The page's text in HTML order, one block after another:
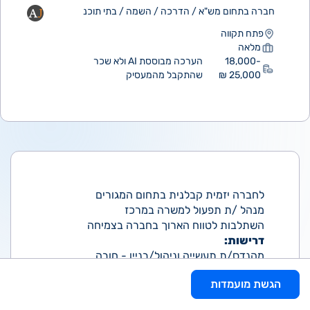
חברה בתחום מש"א / הדרכה / השמה / בתי תוכנ
פתח תקווה
מלאה
18,000-
25,000 ₪
הערכה מבוססת AI ולא שכר
שהתקבל מהמעסיק
לחברה יזמית קבלנית בתחום המגורים
מנהל /ת תפעול למשרה במרכז
השתלבות לטווח הארוך בחברה בצמיחה
דרישות:
מהנדס/ת תעשייה וניהול/בניין - חובה
5 שנות ניסיון בענף הבניה - חובה
ניסיון קודם בתחום התפעול - חובה המשרה מיועדת
לנשים ולגברים כאחד.
הגשת מועמדות